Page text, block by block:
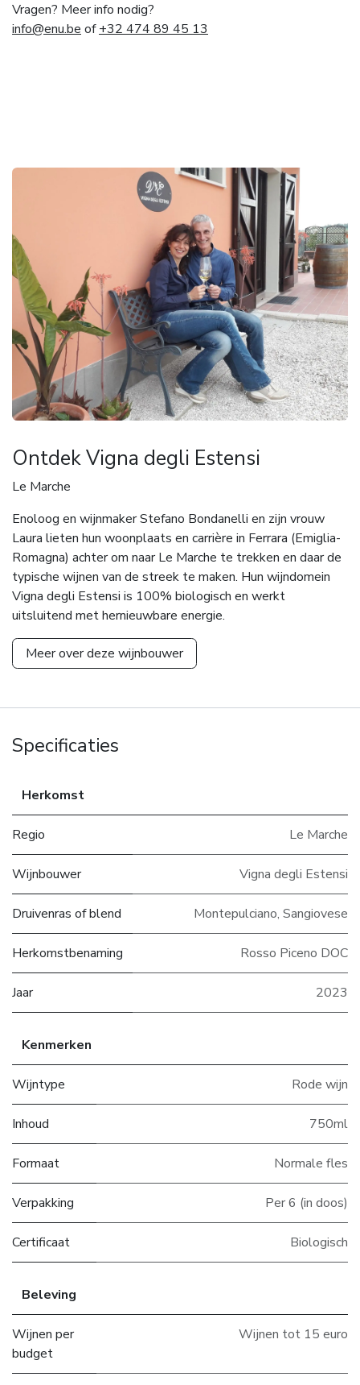
Vragen? Meer info nodig?
info@enu.be of+32 474 89 45 13
Ontdek Vigna degli Estensi
Le Marche
Enoloog en wijnmaker Stefano Bondanelli en zijn vrouw
Laura lieten hun woonplaats en carrière in Ferrara (Emiglia-
Romagna) achter om naar Le Marche te trekken en daar de
typische wijnen van de streek te maken. Hun wijndomein
Vigna degli Estensi is 100% biologisch en werkt
uitsluitend met hernieuwbare energie.
Meer over deze wijnbouwer
Specificaties
Herkomst
Regio Le Marche
Wijnbouwer Vigna degli Estensi
Druivenras of blend Montepulciano, Sangiovese
Herkomstbenaming Rosso Piceno DOC
Jaar 2023
Kenmerken
Wijntype Rode wijn
Inhoud 750ml
Formaat Normale fles
Verpakking Per 6 (in doos)
Certificaat Biologisch
Beleving
Wijnen per
budget
Wijnen tot 15 euro